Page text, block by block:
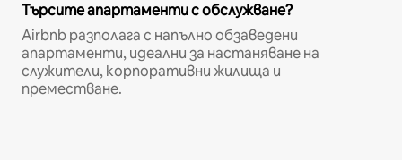
Търсите апартаменти с обслужване?
Airbnb разполага с напълно обзаведени
апартаменти, идеални за настаняване на
служители, корпоративни жилища и
преместване.